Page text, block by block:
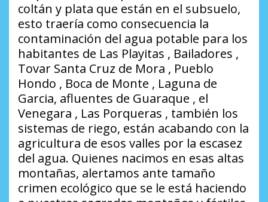
coltán y plata que están en el subsuelo,
esto traería como consecuencia la
contaminación del agua potable para los
habitantes de Las Playitas , Bailadores ,
Tovar Santa Cruz de Mora , Pueblo
Hondo , Boca de Monte , Laguna de
Garcia, afluentes de Guaraque , el
Venegara , Las Porqueras , también los
sistemas de riego, están acabando con la
agricultura de esos valles por la escasez
del agua. Quienes nacimos en esas altas
montañas, alertamos ante tamaño
crimen ecológico que se le está haciendo